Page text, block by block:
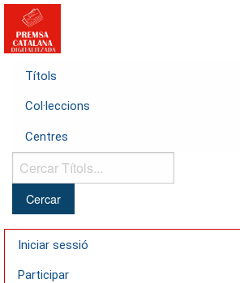
Títols
Col·leccions
Centres
Cercar
Títols...
Iniciar sessió
Participar